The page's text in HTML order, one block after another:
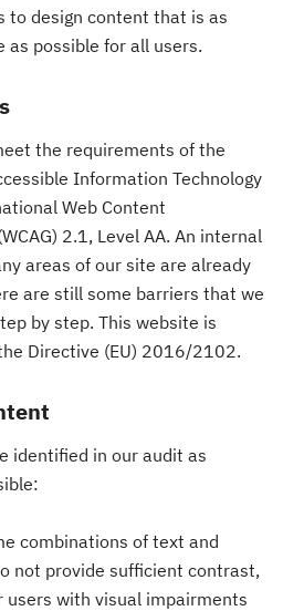
to design content that is as
as possible for all users.
the requirements of the
Information Technology
Web Content
2.1, Level AA. An internal
areas of our site are already
are still some barriers that we
by step. This website is
Directive (EU) 2016/2102.
identified in our audit as
combinations of text and
not provide sufficient contrast,
users with visual impairments